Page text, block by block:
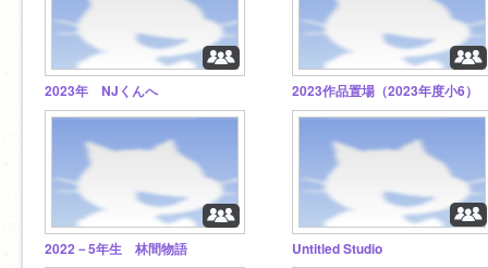
2023年 NJくんへ 2023作品置場（2023年度小6）
2022－5年生 林間物語 Untitled Studio